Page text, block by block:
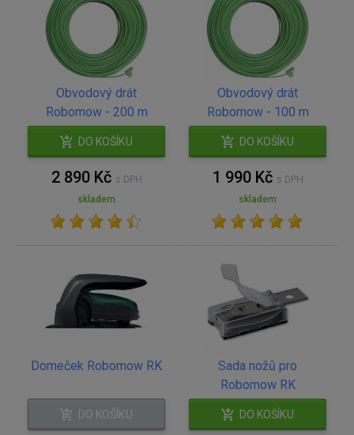
Obvodový drát
Robomow - 200 m
DO KOŠÍKU
2 890 Kč s DPH
skladem
Obvodový drát
Robomow - 100 m
DO KOŠÍKU
1 990 Kč s DPH
skladem
Domeček Robomow RK
DO KOŠÍKU
Sada nožů pro
Robomow RK
DO KOŠÍKU